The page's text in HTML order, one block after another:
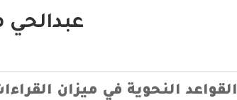
القواعد النحوية في ميزان